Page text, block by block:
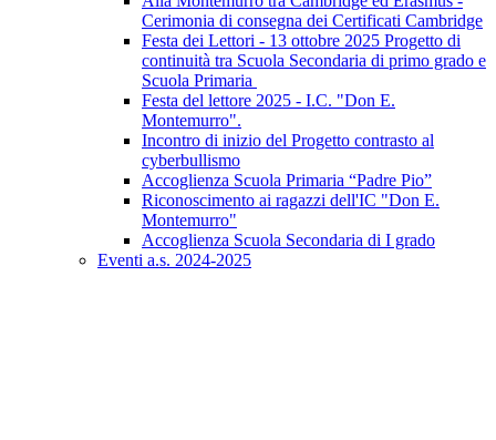
Cerimonia di consegna dei Certificati Cambridge
Festa dei Lettori - 13 ottobre 2025 Progetto di
continuità tra Scuola Secondaria di primo grado e
Scuola Primaria
Festa del lettore 2025 - I.C. "Don E.
Montemurro".
Incontro di inizio del Progetto contrasto al
cyberbullismo
Accoglienza Scuola Primaria “Padre Pio”
Riconoscimento ai ragazzi dell'IC "Don E.
Montemurro"
Accoglienza Scuola Secondaria di I grado
Eventi a.s. 2024-2025